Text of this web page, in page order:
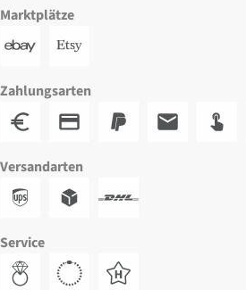
Marktplätze
Zahlungsarten
Versandarten
Service